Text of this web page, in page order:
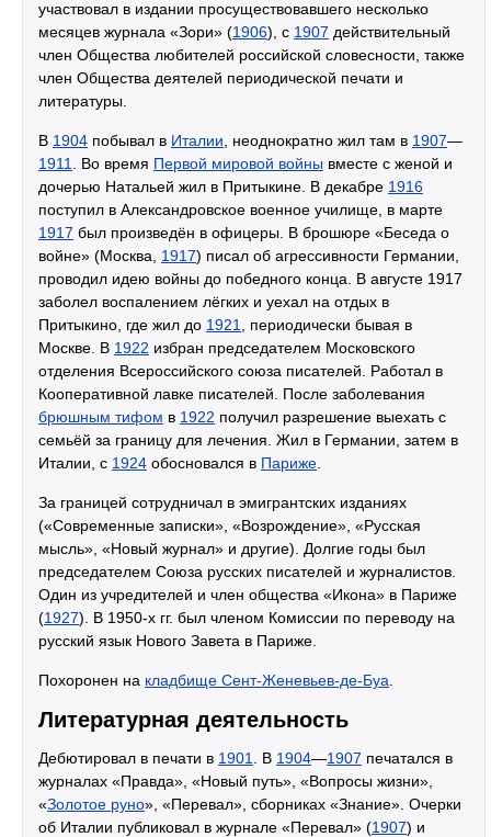
участвовал в издании просуществовавшего несколько
месяцев журнала «Зори» (1906), с 1907 действительный
член Общества любителей российской словесности, также
член Общества деятелей периодической печати и
литературы.
В 1904 побывал в Италии , неоднократно жил там в 1907—
1911
. Во время Первой мировой войны вместе с женой и
дочерью Натальей жил в Притыкине. В декабре 1916
поступил в Александровское военное училище, в марте
1917 был произведён в офицеры. В брошюре «Беседа о
войне» (Москва, 1917) писал об агрессивности Германии,
проводил идею войны до победного конца. В августе 1917
заболел воспалением лёгких и уехал на отдых в
Притыкино, где жил до 1921
, периодически бывая в
Москве. В 1922 избран председателем Московского
отделения Всероссийского союза писателей. Работал в
Кооперативной лавке писателей. После заболевания
брюшным тифом в 1922 получил разрешение выехать с
семьёй за границу для лечения. Жил в Германии, затем в
Италии, с 1924 обосновался в Париже
За границей сотрудничал в эмигрантских изданиях
(«Современные записки», «Возрождение», «Русская
мысль», «Новый журнал» и другие). Долгие годы был
председателем Союза русских писателей и журналистов.
Один из учредителей и член общества «Икона» в Париже
(1927). В 1950-х гг. был членом Комиссии по переводу на
русский язык Нового Завета в Париже.
Похоронен на кладбище Сент-Женевьев-де-Буа
Литературная деятельность
Дебютировал в печати в 1901 . В 1904—1907 печатался в
журналах «Правда», «Новый путь», «Вопросы жизни»,
«Золотое руно», «Перевал», сборниках «Знание». Очерки
об Италии публиковал в журнале «Перевал» (1907) и